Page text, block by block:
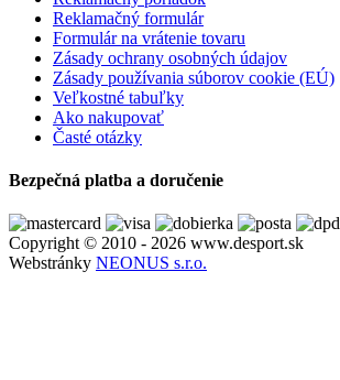
Reklamačný formulár
Formulár na vrátenie tovaru
Zásady ochrany osobných údajov
Zásady používania súborov cookie (EÚ)
Veľkostné tabuľky
Ako nakupovať
Časté otázky
Bezpečná platba a doručenie
Copyright © 2010 - 2026 www.desport.sk
Webstránky NEONUS s.r.o.